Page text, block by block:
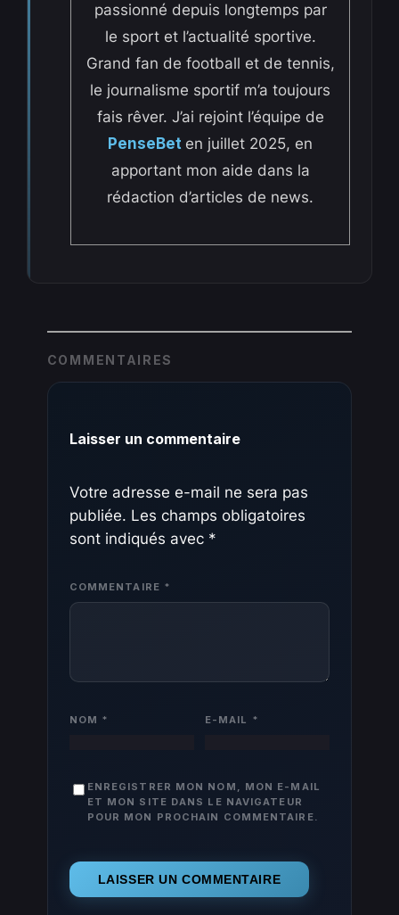
passionné depuis longtemps par
le sport et l’actualité sportive.
Grand fan de football et de tennis,
le journalisme sportif m’a toujours
fais rêver. J’ai rejoint l’équipe de
PenseBet en juillet 2025, en
apportant mon aide dans la
rédaction d’articles de news.
COMMENTAIRES
Laisser un commentaire
Votre adresse e-mail ne sera pas
publiée. Les champs obligatoires
sont indiqués avec *
COMMENTAIRE *
NOM * E-MAIL *
ENREGISTRER MON NOM, MON E-MAIL
ET MON SITE DANS LE NAVIGATEUR
POUR MON PROCHAIN COMMENTAIRE.